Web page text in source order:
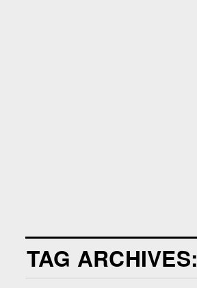
TAG ARCHIVES: